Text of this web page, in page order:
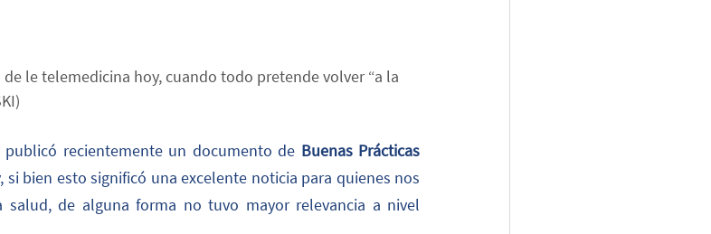
le telemedicina hoy, cuando todo pretende volver “a la
recientemente un documento de Buenas Prácticas
si bien esto significó una excelente noticia para quienes nos
de alguna forma no tuvo mayor relevancia a nivel